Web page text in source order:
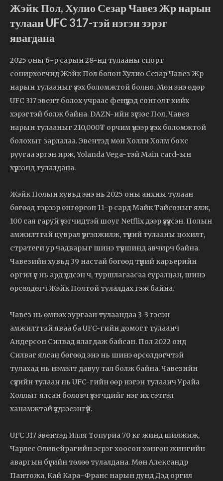
Жэйк Пол, Хулио Сезар Чавез Жр нарын
тулаан UFC 317-тэй нэгэн зэрэг
явагдана
2025 оны 6-р сарын 28-нд тулааны спорт
сонирхогчид Жэйк Пол болон Хулио Сезар Чавез Жр
нарын тулааныг үзэх боломжтой болно. Мөн энэ өдөр
UFC 317 эвент болох учраас фенүүдэд сонголт хийх
хэрэгтэй болж байна. DAZN-ийн зүгээс Пол, Чавез
нарын тулааныг 210,000₮ орчим үнээр үзэх боломжтой
болохыг зарлалаа. Эвентэд мөн Холли Холм бокс
руугаа эргэн ирж, Yolanda Vega-тэй Main card-ын
хүрээнд тулалдана.
Жэйк Полын хувьд энэ нь 2025 оны анхны тулаан
бөгөөд тэрээр өнгөрсөн 11-р сард Майк Тайсоныг ялж,
100 сая гаруй үзэгчидтэй шоуг Netflix дээр үзүүлсэн. Полын
амжилттай цуврал үргэлжилж, түүний тулааны цохилт,
стратеги ур чадварыг шинэ түвшинд авчирч байна.
Чавезийн хувьд 39 настай бөгөөд түүний карьерийн
оргил үе нь ард үлдсэн ч, туршлагаасаа суралцан, шинэ
өрсөлдөгч Жэйк Полтой тулалдах гэж байна.
Чавез нь өмнөх зургаан тулаандаа 3-3 гэсэн
амжилттай яваа ба UFC-гийн домогт тулаанч
Андерсон Силвад ялагдаж байсан. Пол 2022 онд
Силваг ялсан бөгөөд энэ нь шинэ өрсөлдөгчтэй
тулахад нь нэмэлт давуу тал болж байна. Чавезийн
сүүлийн тулаан нь UFC-гийн өөр нэгэн тулаанч Урайа
Холлыг ялсан боловч үзэгчдийг нэг их сэтгэл
ханамжтай үлдээсэнгүй.
UFC 317 эвентэд Илля Топуриа 70 кг жинд шилжиж,
Чарлес Оливейрагийн эсрэг хоосон хөнгөн жингийн
аваргын бүсийн төлөө тулалдана. Мөн Александр
Пантожа, Кай Кара-Франс нарын дунд Дэд оргил